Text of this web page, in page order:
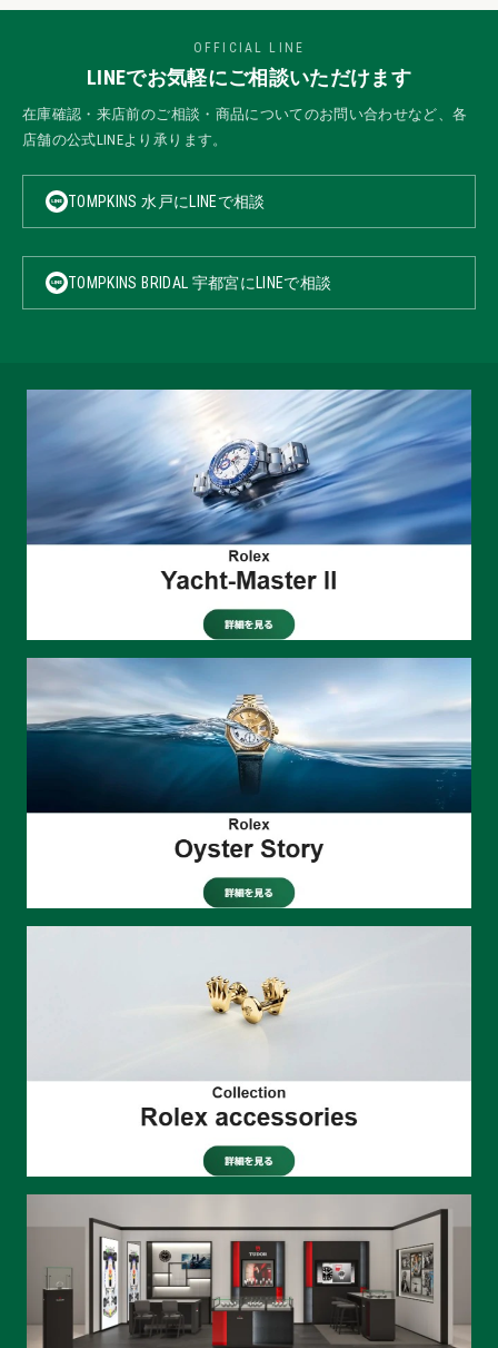
OFFICIAL LINE
LINEでお気軽にご相談いただけます
在庫確認・来店前のご相談・商品についてのお問い合わせなど、各
店舗の公式LINEより承ります。
TOMPKINS 水戸にLINEで相談
TOMPKINS BRIDAL 宇都宮にLINEで相談